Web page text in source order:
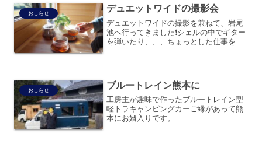
おしらせ デュエットワイドの撮影会
デュエットワイドの撮影を兼ねて、岩尾
池へ行ってきました❗️シェルの中でギター
を弾いたり、、、ちょっとした仕事をし
る⤴️⤴️...
おしらせ ブルートレイン熊本に
工房主が趣味で作ったブルートレイン型
軽トラキャンピングカーご縁があって熊
本にお婿入りです。